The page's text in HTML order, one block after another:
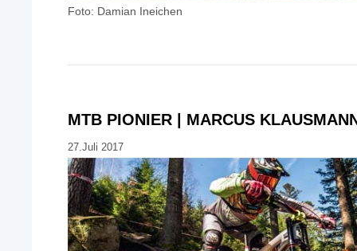
Foto: Damian Ineichen
MTB PIONIER | MARCUS
27.Juli 2017